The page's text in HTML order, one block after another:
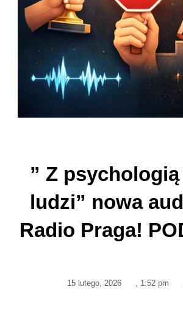
” Z
ludzi” nowa
Radio Praga!
15 lutego, 2026 , 1:52 pm